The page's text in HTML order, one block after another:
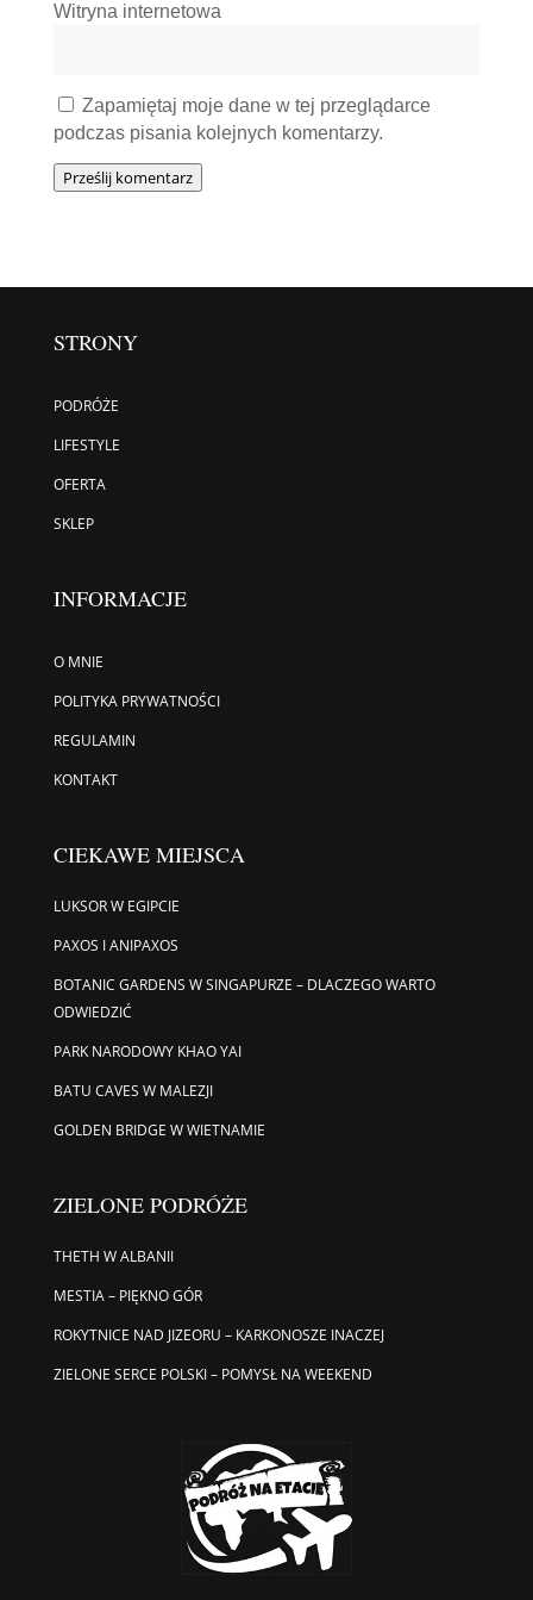
Witryna internetowa
Zapamiętaj moje dane w tej przeglądarce
podczas pisania kolejnych komentarzy.
Prześlij komentarz
STRONY
PODRÓŻE
LIFESTYLE
OFERTA
SKLEP
INFORMACJE
O MNIE
POLITYKA PRYWATNOŚCI
REGULAMIN
KONTAKT
CIEKAWE MIEJSCA
LUKSOR W EGIPCIE
PAXOS I ANIPAXOS
BOTANIC GARDENS W SINGAPURZE – DLACZEGO WARTO
ODWIEDZIĆ
PARK NARODOWY KHAO YAI
BATU CAVES W MALEZJI
GOLDEN BRIDGE W WIETNAMIE
ZIELONE PODRÓŻE
THETH W ALBANII
MESTIA – PIĘKNO GÓR
ROKYTNICE NAD JIZEORU – KARKONOSZE INACZEJ
ZIELONE SERCE POLSKI – POMYSŁ NA WEEKEND